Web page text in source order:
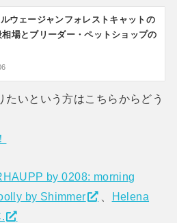
ルウェージャンフォレストキャットの
場とブリーダー・ペットショップの
たいという方はこちらからどう
by 0208: morning
by Shimmer
Helena